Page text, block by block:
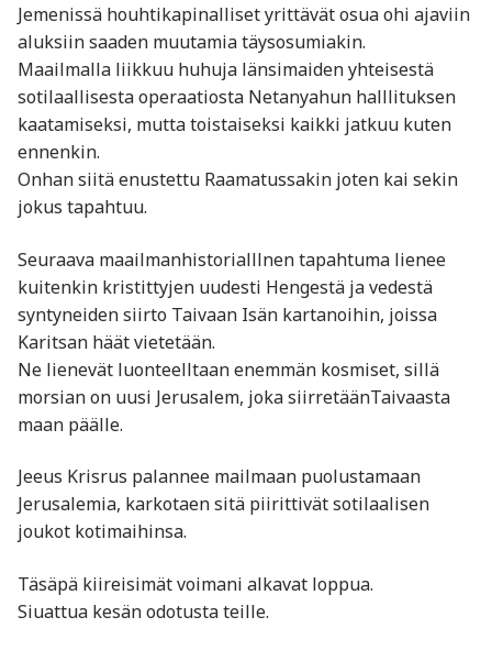
Jemenissä houhtikapinalliset yrittävät osua ohi ajaviin
aluksiin saaden muutamia täysosumiakin.
Maailmalla liikkuu huhuja länsimaiden yhteisestä
sotilaallisesta operaatiosta Netanyahun halllituksen
kaatamiseksi, mutta toistaiseksi kaikki jatkuu kuten
ennenkin.
Onhan siitä enustettu Raamatussakin joten kai sekin
jokus tapahtuu.
Seuraava maailmanhistorialllnen tapahtuma lienee
kuitenkin kristittyjen uudesti Hengestä ja vedestä
syntyneiden siirto Taivaan Isän kartanoihin, joissa
Karitsan häät vietetään.
Ne lienevät luonteelltaan enemmän kosmiset, sillä
morsian on uusi Jerusalem, joka siirretäänTaivaasta
maan päälle.
Jeeus Krisrus palannee mailmaan puolustamaan
Jerusalemia, karkotaen sitä piirittivät sotilaalisen
joukot kotimaihinsa.
Täsäpä kiireisimät voimani alkavat loppua.
Siuattua kesän odotusta teille.